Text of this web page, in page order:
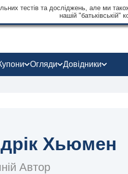
тестів та досліджень, але ми
нашій "батьківській"
Огляди Довідники
Хьюмен
Автор